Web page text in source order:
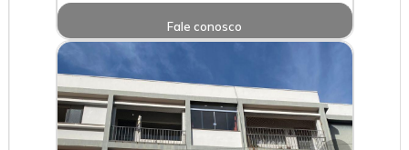
Fale conosco